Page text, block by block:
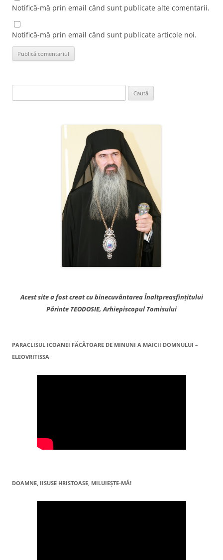
Notifică-mă prin email când sunt publicate alte comentarii.
Notifică-mă prin email când sunt publicate articole noi.
după:
Acest site a fost creat cu binecuvântarea Înaltpreasfințitului
Părinte TEODOSIE, Arhiepiscopul Tomisului
PARACLISUL ICOANEI FĂCĂTOARE DE MINUNI A MAICII DOMNULUI –
ELEOVRITISSA
DOAMNE, IISUSE HRISTOASE, MILUIEŞTE-MĂ!